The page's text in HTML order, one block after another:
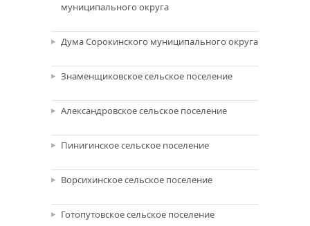
муниципального округа
Дума Сорокинского муниципального округа
Знаменщиковское сельское поселение
Александровское сельское поселение
Пинигинское сельское поселение
Ворсихинское сельское поселение
Готопутовское сельское поселение